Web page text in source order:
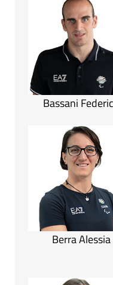
Bassani
Berra Alessia